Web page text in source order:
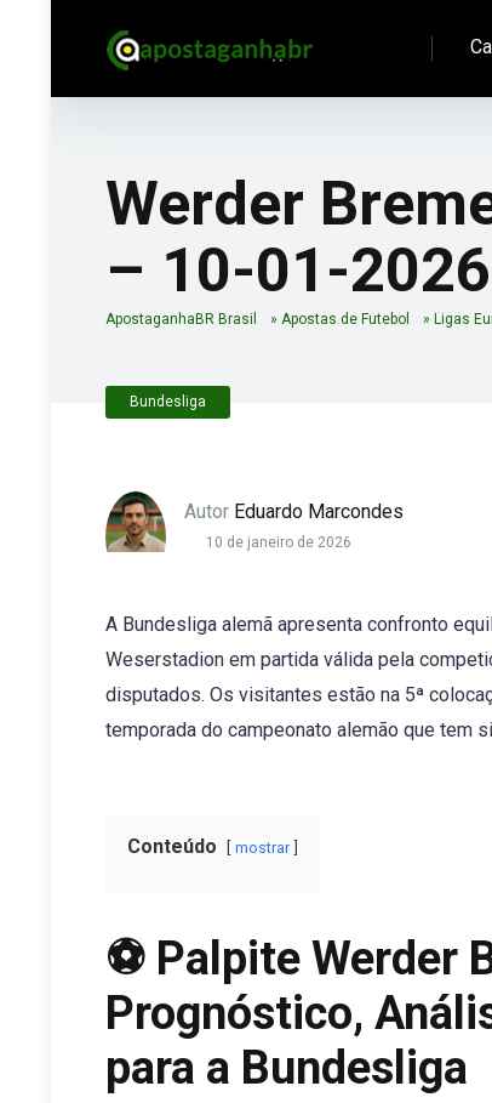
Werder
– 10-01-2026
ApostaganhaBR Brasil » Apostas de Futebol » Ligas
Bundesliga
Autor Eduardo Marcondes
10 de janeiro de 2026
A Bundesliga alemã apresenta confronto
Weserstadion em partida válida pela
disputados. Os visitantes estão na 5ª
temporada do campeonato alemão que tem
Conteúdo mostrar
⚽ Palpite Werder
Prognóstico,
para a Bundesliga